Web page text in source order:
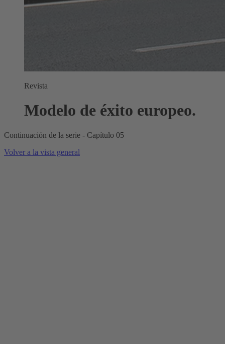
Revista
Modelo de éxito europeo.
Continuación de la serie - Capítulo 05
Volver a la vista general